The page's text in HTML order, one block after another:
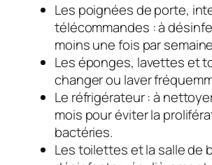
Les poignées de porte,
télécommandes : à
moins une fois par
Les éponges, lavettes et
changer ou laver
Le réfrigérateur : à
mois pour éviter la
bactéries.
Les toilettes et la salle de